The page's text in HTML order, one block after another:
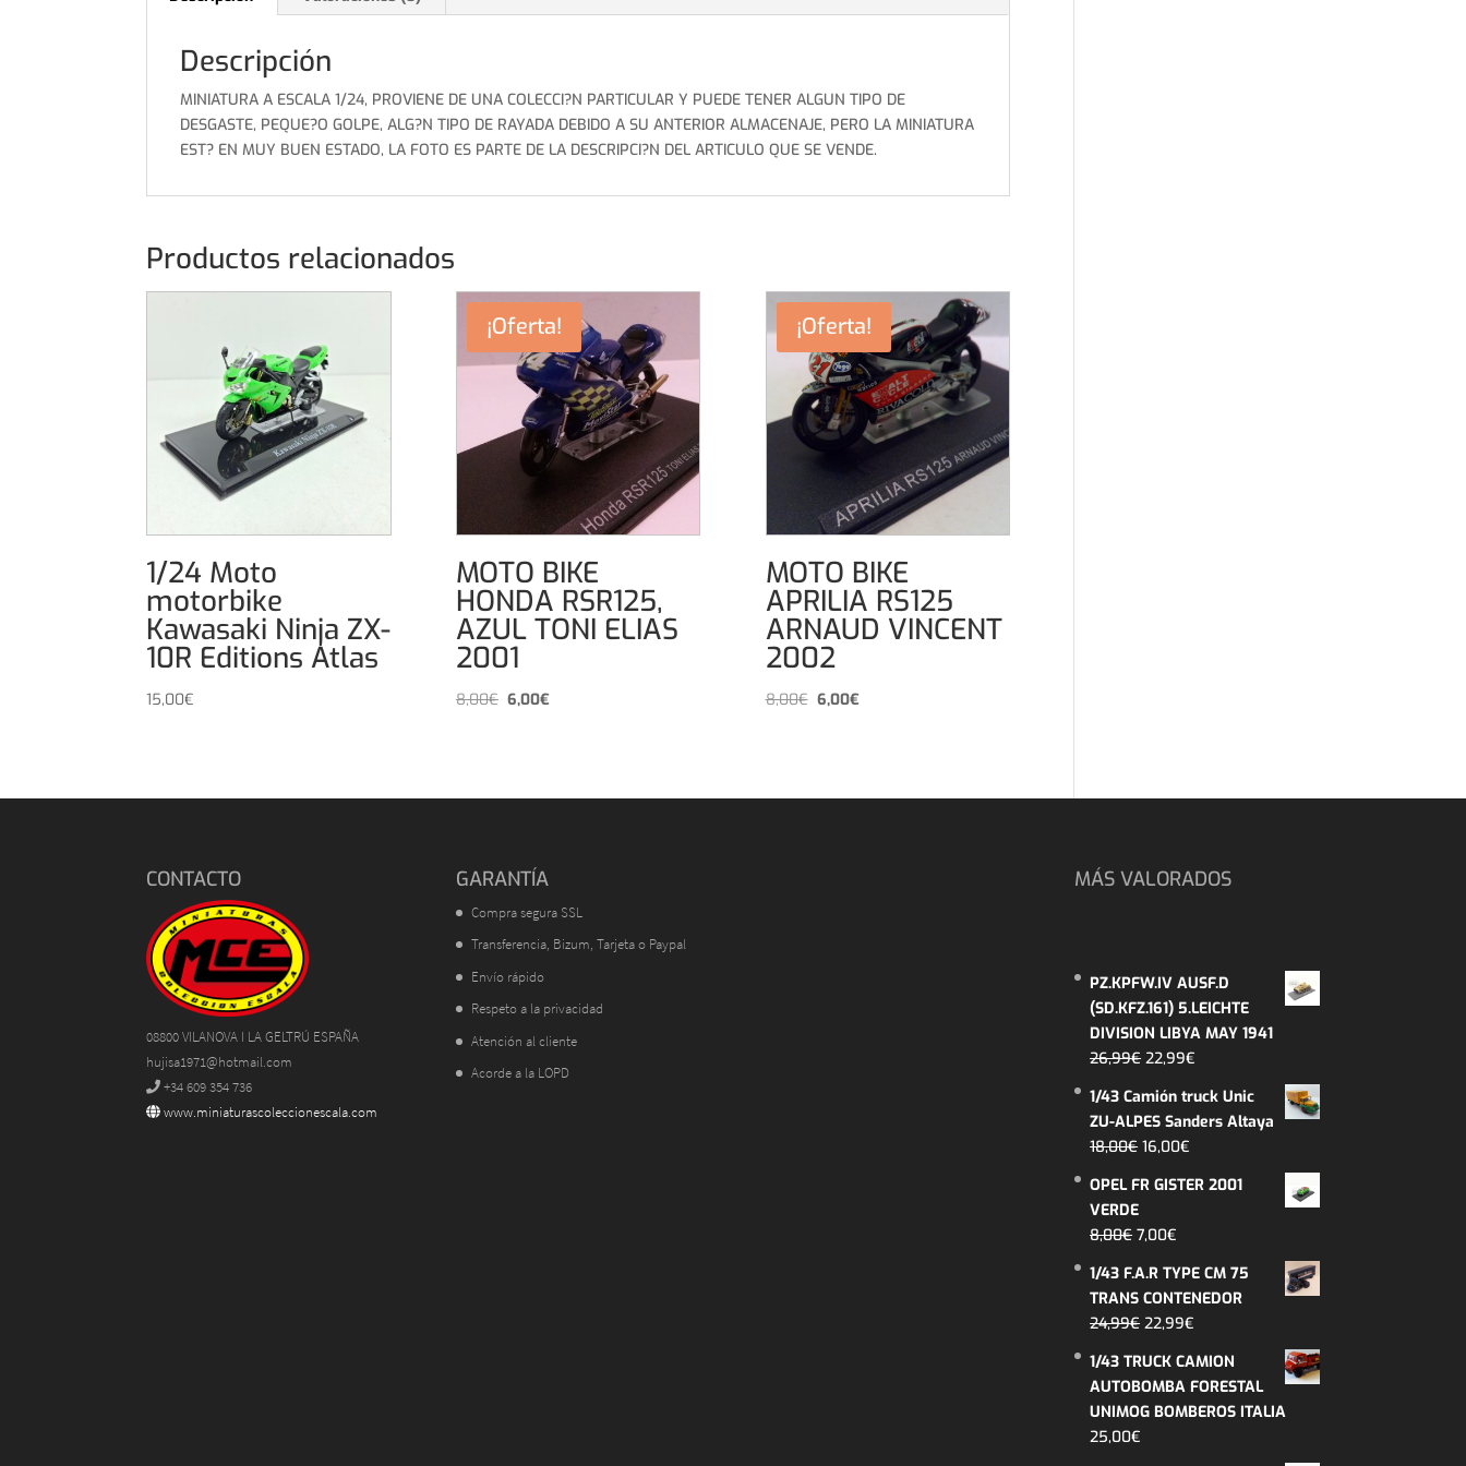
Descripción
MINIATURA A ESCALA 1/24, PROVIENE DE UNA COLECCI?N PARTICULAR Y PUEDE TENER ALGUN TIPO DE
DESGASTE, PEQUE?O GOLPE, ALG?N TIPO DE RAYADA DEBIDO A SU ANTERIOR ALMACENAJE, PERO LA MINIATURA
EST? EN MUY BUEN ESTADO, LA FOTO ES PARTE DE LA DESCRIPCI?N DEL ARTICULO QUE SE VENDE.
Productos relacionados
1/24 Moto
motorbike
Kawasaki Ninja ZX-
10R Editions Atlas
15,00€
¡Oferta!
MOTO BIKE
HONDA RSR125,
AZUL TONI ELIAS
2001
8,00€El
8,00€.
6,00€El
6,00€.
¡Oferta!
MOTO BIKE
APRILIA RS125
ARNAUD VINCENT
2002
8,00€El
8,00€.
6,00€El
6,00€.
CONTACTO
08800 VILANOVA I LA GELTRÚ ESPAÑA
hujisa1971@hotmail.com
+34 609 354 736
www.miniaturascoleccionescala.com
GARANTÍA
Compra segura SSL
Transferencia, Bizum, Tarjeta o Paypal
Envío rápido
Respeto a la privacidad
Atención al cliente
Acorde a la LOPD
MÁS VALORADOS
PZ.KPFW.IV AUSF.D
(SD.KFZ.161) 5.LEICHTE
DIVISION LIBYA MAY 1941
26,99€ El
original
era:
26,99€.
22,99€
actual
es:
1/43 Camión truck Unic
ZU-ALPES Sanders Altaya
18,00€ El
original
18,00€.
16,00€
actual
OPEL FR GISTER 2001
VERDE
8,00€ El
original
era:
8,00€.
7,00€
actual
es:
7,00€.
1/43 F.A.R TYPE CM 75
TRANS CONTENEDOR
24,99€ El
original
era:
24,99€.
22,99€
actual
es:
22,99€.
1/43 TRUCK CAMION
AUTOBOMBA FORESTAL
UNIMOG BOMBEROS ITALIA
25,00€